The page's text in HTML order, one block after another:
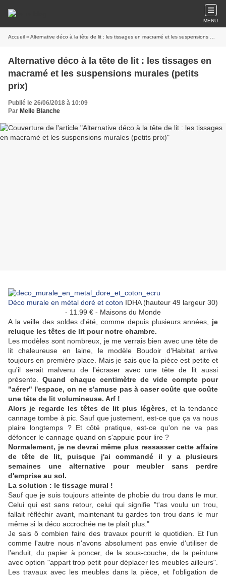
MENU
Accueil » Alternative déco à la tête de lit : les tissages en macramé et les suspensions murales (petits prix)
Alternative déco à la tête de lit : les tissages en
macramé et les suspensions murales (petits
prix)
Publié le 26/06/2018 à 10:09
Par Melle Blanche
Déco murale en métal doré et coton IDHA (hauteur 49 largeur 30)
- 11.99 € - Maisons du Monde
A la veille des soldes d'été, comme depuis plusieurs années, je
reluque les têtes de lit pour notre chambre.
Les modèles sont nombreux, je me verrais bien avec une tête de
lit chaleureuse en laine, le modèle Boudoir d'Habitat arrive
toujours en première place. Mais je sais que la pièce est petite et
qu'il serait malvenu de l'écraser avec une tête de lit aussi
présente.Quand chaque centimètre de vide compte pour
"aérer" l'espace, on ne s'amuse pas à caser coûte que coûte
une tête de lit volumineuse. Arf !
Alors je regarde les têtes de lit plus légères , et la tendance
cannage tombe à pic. Sauf que justement, est-ce que ça va nous
plaire longtemps ? Et côté pratique, est-ce qu'on ne va pas
défoncer le cannage quand on s'appuie pour lire ?
Normalement, je ne devrai même plus ressasser cette affaire
de tête de lit, puisque j'ai commandé il y a plusieurs
semaines une alternative pour meubler sans perdre
d'emprise au sol.
La solution : le tissage mural !
Sauf que je suis toujours atteinte de phobie du trou dans le mur.
Celui qui est sans retour, celui qui signifie "t'as voulu un trou,
fallait réfléchir avant, maintenant tu gardes ton trou dans le mur
même si la déco accrochée ne te plaît plus."
Je sais ô combien faire des travaux pourrit le quotidien. Et l'un
comme l'autre nous n'avons absolument pas envie d'utiliser de
l'enduit, du papier à poncer, de la sous-couche, de la peinture
avec option "appart trop petit pour déplacer les meubles ailleurs".
Les travaux avec les meubles dans la pièce, et l'obligation de